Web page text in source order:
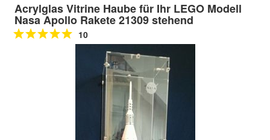
Acrylglas Vitrine Haube für Ihr LEGO Modell
Nasa Apollo Rakete 21309 stehend
10